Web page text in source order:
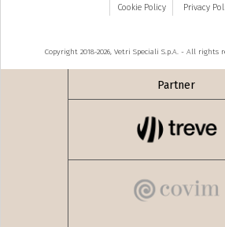
Cookie Policy Privacy
Copyright 2018-2026, Vetri Speciali S.p.A. - All rights
Partner